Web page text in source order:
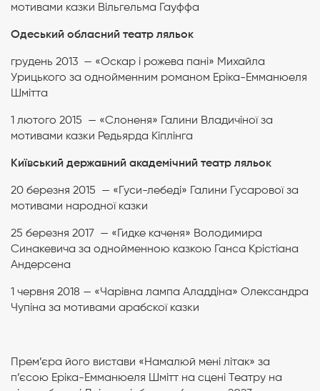
мотивами казки Вільгельма Гауффа
Одеський обласний театр ляльок
грудень 2013 — «Оскар і рожева пані» Михайла
Урицького за однойменним романом Еріка-Емманюеля
Шмітта
1 лютого 2015 — «Слоненя» Галини Владичіної за
мотивами казки Редьярда Кіплінга
Київський державний академічний театр ляльок
20 березня 2015 — «Гуси-лебеді» Галини Гусарової за
мотивами народної казки
25 березня 2017 — «Гидке каченя» Володимира
Синакевича за однойменною казкою Ганса Крістіана
Андерсена
1 червня 2018 — «Чарівна лампа Аладдіна» Олександра
Чупіна за мотивами арабскої казки
Прем’єра його вистави «Намалюй мені літак» за
п’єсою Еріка-Емманюеля Шмітт на сцені Театру на